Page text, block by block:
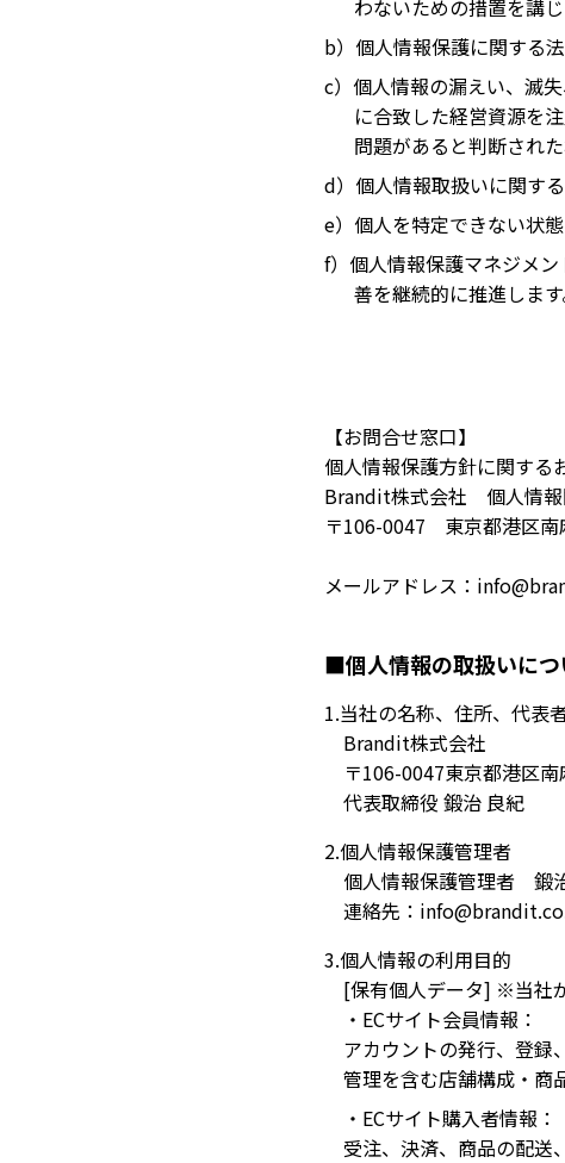
わないための措置を講じ
b）個人情報保護に関する
c）個人情報の漏えい、滅
に合致した経営資源を
問題があると判断され
d）個人情報取扱いに関す
e）個人を特定できない状
f）個人情報保護マネジメ
善を継続的に推進します
【お問合せ窓口】
個人情報保護方針に関する
Brandit株式会社 個人情報
〒106-0047 東京都港区南
メールアドレス：
個人情報の取扱いにつ
1.当社の名称、住所、代表
Brandit株式会社
〒106-0047東京都港区
代表取締役 鍛治 良紀
2.個人情報保護管理者
個人情報保護管理者 鍛
連絡先：
3.個人情報の利用目的
[保有個人データ] ※当社
・ECサイト会員情報：
アカウントの発行、登録
管理を含む店舗構成・商
・ECサイト購入者情報：
受注、決済、商品の配送